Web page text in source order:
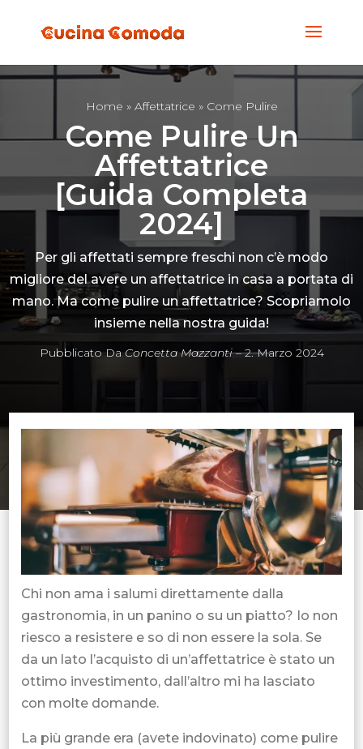
Home » Affettatrice » Come Pulire
Come Pulire Un
Affettatrice
[Guida Completa
2024]
Per gli affettati sempre freschi non c’è modo
migliore del avere un affettatrice in casa a portata di
mano. Ma come pulire un affettatrice? Scopriamolo
insieme nella nostra guida!
Pubblicato DaConcetta Mazzanti– 2. Marzo 2024
Chi non ama i salumi direttamente dalla
gastronomia, in un panino o su un piatto? Io non
riesco a resistere e so di non essere la sola. Se
da un lato l’acquisto di un’affettatrice è stato un
ottimo investimento, dall’altro mi ha lasciato
con molte domande.
La più grande era (avete indovinato) come pulire